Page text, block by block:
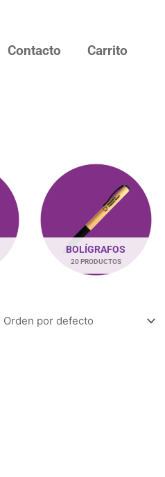
Contacto Carrito
BOLÍGRAFOS
20 PRODUCTOS